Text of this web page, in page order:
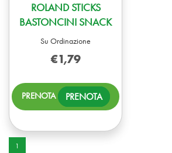
ROLAND STICKS
BASTONCINI SNACK
Su Ordinazione
€1,79
PRENOTA PRENOTA ROLAND
STICKS
BASTONCINI
SNACK AL
1